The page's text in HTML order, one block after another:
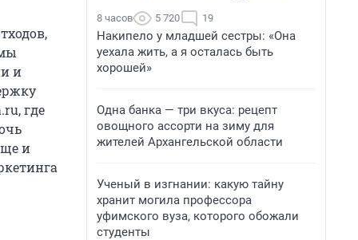
и
где
и
8 часов 5 720 19
Накипело у младшей сестры: «Она
уехала жить, а я осталась быть
хорошей»
Одна банка — три вкуса: рецепт
овощного ассорти на зиму для
жителей Архангельской области
Ученый в изгнании: какую тайну
хранит могила профессора
уфимского вуза, которого обожали
студенты